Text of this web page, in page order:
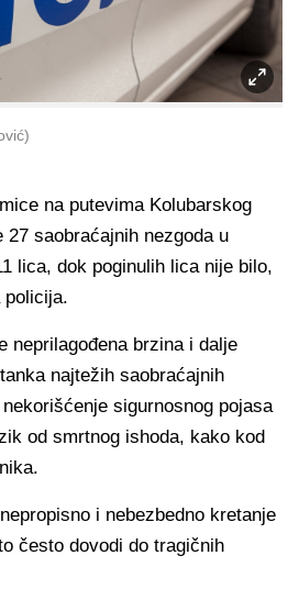
na putevima Kolubarskog
27 saobraćajnih nezgoda u
lica, dok poginulih lica nije bilo,
neprilagođena brzina i dalje
najtežih saobraćajnih
sigurnosnog pojasa
od smrtnog ishoda, kako kod
i nebezbedno kretanje
često dovodi do tragičnih